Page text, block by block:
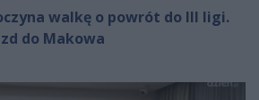
walkę o powrót do III ligi.
do Makowa